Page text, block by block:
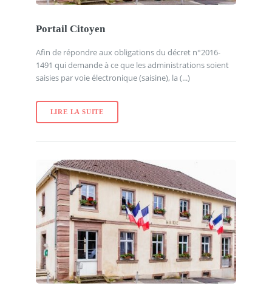
Portail Citoyen
Afin de répondre aux obligations du décret n°2016-
1491 qui demande à ce que les administrations soient
saisies par voie électronique (saisine), la (...)
LIRE LA SUITE